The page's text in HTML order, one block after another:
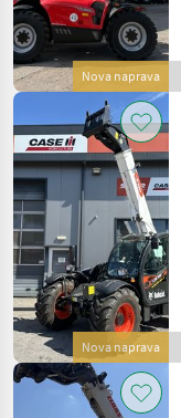
Nova naprava
Nova naprava